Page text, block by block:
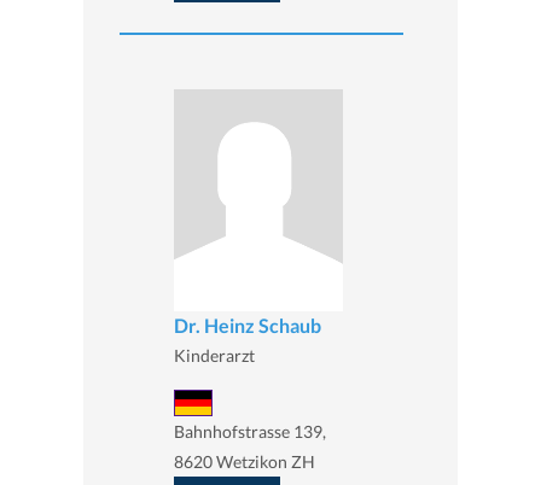
Dr. Heinz Schaub
Kinderarzt
Bahnhofstrasse 139,
8620 Wetzikon ZH